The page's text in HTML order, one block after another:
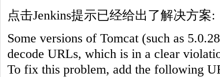
点击Jenkins提示已经给出了解决方案:
Some versions of Tomcat (such as
decode URLs, which is in a clear
To fix this problem, add the following